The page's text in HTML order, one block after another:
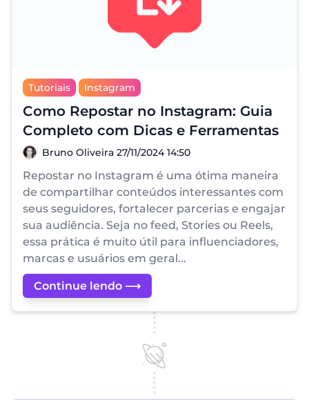
Tutoriais Instagram
Como Repostar no Instagram: Guia
Completo com Dicas e Ferramentas
Bruno Oliveira
Bruno Oliveira 27/11/2024 14:50
Repostar no Instagram é uma ótima maneira
de compartilhar conteúdos interessantes com
seus seguidores, fortalecer parcerias e engajar
sua audiência. Seja no feed, Stories ou Reels,
essa prática é muito útil para influenciadores,
marcas e usuários em geral...
Continue lendo ⟶